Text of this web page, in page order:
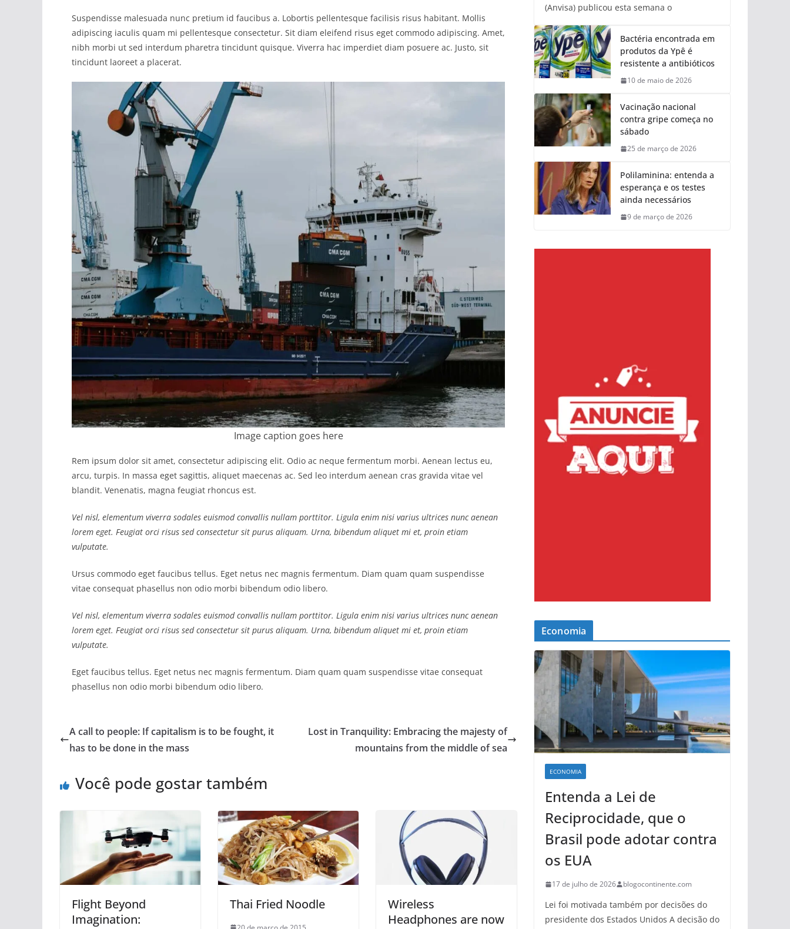
Suspendisse malesuada nunc pretium id faucibus a. Lobortis pellentesque facilisis risus habitant. Mollis
adipiscing iaculis quam mi pellentesque consectetur. Sit diam eleifend risus eget commodo adipiscing. Amet,
nibh morbi ut sed interdum pharetra tincidunt quisque. Viverra hac imperdiet diam posuere ac. Justo, sit
tincidunt laoreet a placerat.
Image caption goes here
Rem ipsum dolor sit amet, consectetur adipiscing elit. Odio ac neque fermentum morbi. Aenean lectus eu,
arcu, turpis. In massa eget sagittis, aliquet maecenas ac. Sed leo interdum aenean cras gravida vitae vel
blandit. Venenatis, magna feugiat rhoncus est.
Vel nisl, elementum viverra sodales euismod convallis nullam porttitor. Ligula enim nisi varius ultrices nunc aenean
lorem eget. Feugiat orci risus sed consectetur sit purus aliquam. Urna, bibendum aliquet mi et, proin etiam
vulputate.
Ursus commodo eget faucibus tellus. Eget netus nec magnis fermentum. Diam quam quam suspendisse
vitae consequat phasellus non odio morbi bibendum odio libero.
Vel nisl, elementum viverra sodales euismod convallis nullam porttitor. Ligula enim nisi varius ultrices nunc aenean
lorem eget. Feugiat orci risus sed consectetur sit purus aliquam. Urna, bibendum aliquet mi et, proin etiam
vulputate.
Eget faucibus tellus. Eget netus nec magnis fermentum. Diam quam quam suspendisse vitae consequat
phasellus non odio morbi bibendum odio libero.
A call to people: If capitalism is to be fought, it
has to be done in the mass
Lost in Tranquility: Embracing the majesty of
mountains from the middle of sea
Você pode gostar também
Flight Beyond
Imagination:
Thai Fried Noodle
Wireless
Headphones are now
(Anvisa) publicou esta semana o
Bactéria encontrada em
produtos da Ypê é
resistente a antibióticos
10 de maio de 2026
Vacinação nacional
contra gripe começa no
sábado
25 de março de 2026
Polilaminina: entenda a
esperança e os testes
ainda necessários
9 de março de 2026
Economia
ECONOMIA
Entenda a Lei de
Reciprocidade, que o
Brasil pode adotar contra
os EUA
17 de julho de 2026 blogocontinente.com
Lei foi motivada também por decisões do
presidente dos Estados Unidos A decisão do